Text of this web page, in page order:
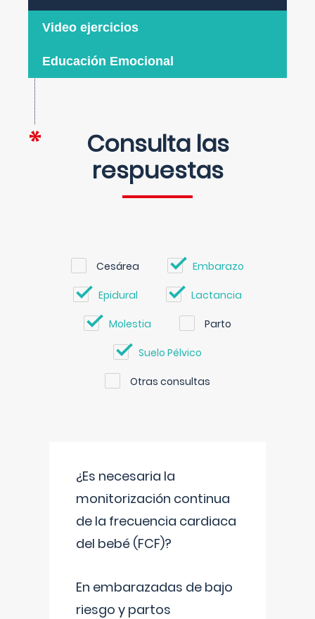
Video ejercicios
Educación Emocional
Consulta las
respuestas
Cesárea Embarazo
Epidural Lactancia
Molestia Parto
Suelo Pélvico
Otras consultas
¿Es necesaria la
monitorización continua
de la frecuencia cardiaca
del bebé (FCF)?
En embarazadas de bajo
riesgo y partos